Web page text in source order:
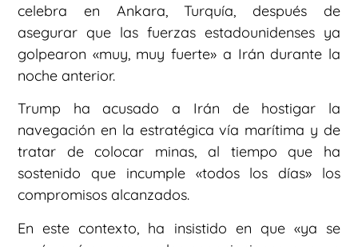
celebra en Ankara, Turquía, después de
asegurar que las fuerzas estadounidenses ya
golpearon «muy, muy fuerte» a Irán durante la
noche anterior.
Trump ha acusado a Irán de hostigar la
navegación en la estratégica vía marítima y de
tratar de colocar minas, al tiempo que ha
sostenido que incumple «todos los días» los
compromisos alcanzados.
En este contexto, ha insistido en que «ya se